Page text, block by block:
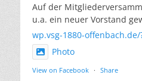
Auf der
u.a. ein neuer Vorstand
wp.vsg-1880-offenbach.de/
Photo
View on Facebook · Share